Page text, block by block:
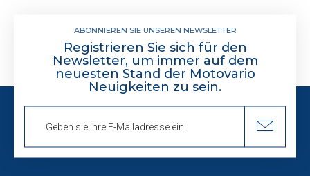
ABONNIEREN SIE UNSEREN NEWSLETTER
Registrieren Sie sich für den
Newsletter, um immer auf dem
neuesten Stand der Motovario
Neuigkeiten zu sein.